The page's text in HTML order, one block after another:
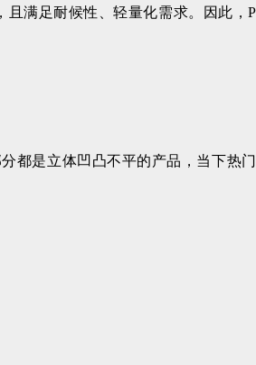
满足耐候性、轻量化需求。因此，
都是立体凹凸不平的产品，当下热